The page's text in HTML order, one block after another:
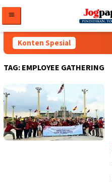
konten
Konten Spesial
TAG: EMPLOYEE GATHERING